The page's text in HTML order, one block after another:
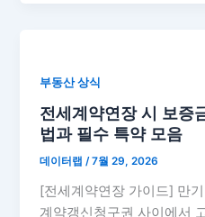
부동산 상식
전세계약연장 시 보증
법과 필수 특약 모음
데이터랩/7월 29, 2026
[전세계약연장 가이드] 만
계약갱신청구권 사이에서